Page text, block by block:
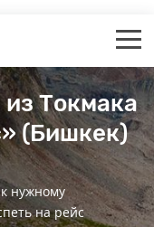
Токмака
(Бишкек)
нужному
на рейс